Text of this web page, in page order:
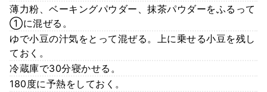
薄力粉、ベーキングパウダー、抹茶パウダーをふるって
①に混ぜる。
ゆで小豆の汁気をとって混ぜる。上に乗せる小豆を残し
ておく。
冷蔵庫で30分寝かせる。
180度に予熱をしておく。